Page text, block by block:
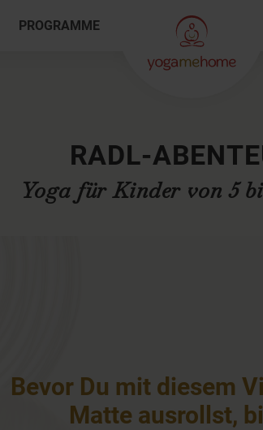
PROGRAMME
RADL-
Yoga für Kinder von 5
Bevor Du mit diesem
Matte ausrollst,